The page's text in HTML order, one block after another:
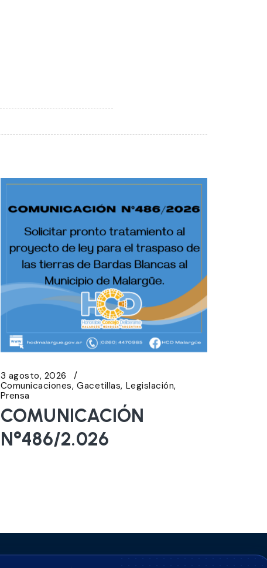
3 agosto, 2026
Comunicaciones Gacetillas Legislación
Prensa
COMUNICACIÓN
N°486/2.026